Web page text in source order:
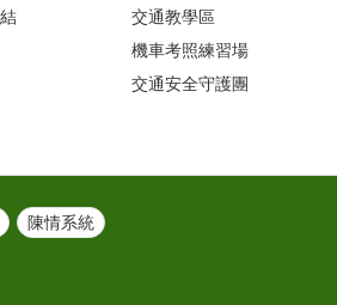
交通教學區
機車考照練習場
交通安全守護團
陳情系統